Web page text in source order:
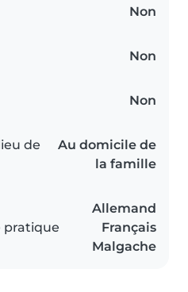
Non
Non
Non
de
Au domicile de
la famille
pratique
Allemand
Français
Malgache